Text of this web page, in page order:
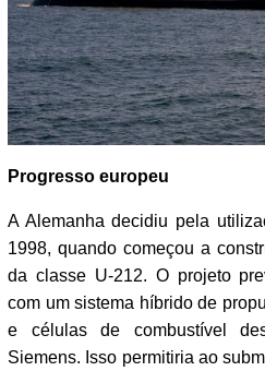
Progresso europeu
A Alemanha decidiu pela
1998, quando começou a
da classe U-212. O projeto
com um sistema híbrido de
e células de combustível
Siemens. Isso permitiria ao